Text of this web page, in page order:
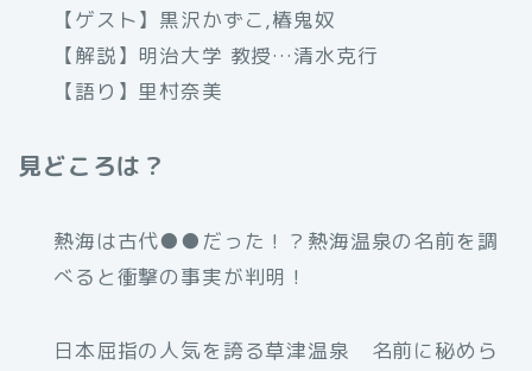
【ゲスト】黒沢かずこ,椿鬼奴
【解説】明治大学 教授…清水克行
【語り】里村奈美
見どころは？
熱海は古代●●だった！？熱海温泉の名前を調
べると衝撃の事実が判明！
日本屈指の人気を誇る草津温泉 名前に秘めら